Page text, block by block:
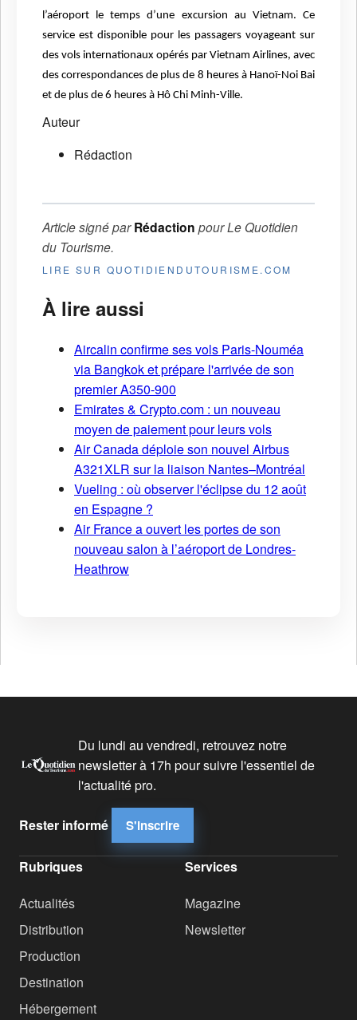
l’aéroport le temps d’une excursion au Vietnam. Ce
service est disponible pour les passagers voyageant sur
des vols internationaux opérés par Vietnam Airlines, avec
des correspondances de plus de 8 heures à Hanoï-Noi Bai
et de plus de 6 heures à Hô Chi Minh-Ville.
Auteur
Rédaction
Article signé parRédaction pourLe Quotidien
du Tourisme.
LIRE SUR QUOTIDIENDUTOURISME.COM
À lire aussi
Aircalin confirme ses vols Paris-Nouméa
via Bangkok et prépare l'arrivée de son
premier A350-900
Emirates & Crypto.com : un nouveau
moyen de paiement pour leurs vols
Air Canada déploie son nouvel Airbus
A321XLR sur la liaison Nantes–Montréal
Vueling : où observer l'éclipse du 12 août
en Espagne ?
Air France a ouvert les portes de son
nouveau salon à l’aéroport de Londres-
Heathrow
Du lundi au vendredi, retrouvez notre
newsletter à 17h pour suivre l'essentiel de
l'actualité pro.
Rester informé S'inscrire
Rubriques
Actualités
Distribution
Production
Destination
Hébergement
Services
Magazine
Newsletter